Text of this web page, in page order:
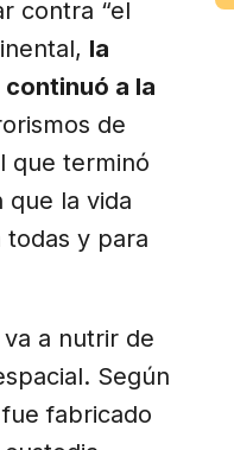
contra “el
la
a la
de
que terminó
que la vida
todas y para
a nutrir de
Según
fabricado